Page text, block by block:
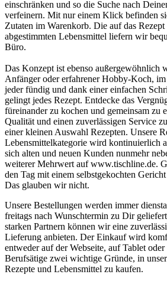
einschränken und so die Suche nach
verfeinern. Mit nur einem Klick befinden
Zutaten im Warenkorb. Die auf das Rezept
abgestimmten Lebensmittel liefern wir
Büro.
Das Konzept ist ebenso außergewöhnlich
Anfänger oder erfahrener Hobby-Koch,
jeder fündig und dank einer einfachen
gelingt jedes Rezept. Entdecke das
füreinander zu kochen und gemeinsam zu
Qualität und einen zuverlässigen Service
einer kleinen Auswahl Rezepten. Unsere
Lebensmittelkategorie wird kontinuierlich
sich alten und neuen Kunden nunmehr
weiterer Mehrwert auf www.tischline.de.
den Tag mit einem selbstgekochten
Das glauben wir nicht.
Unsere Bestellungen werden immer
freitags nach Wunschtermin zu Dir
starken Partnern können wir eine
Lieferung anbieten. Der Einkauf wird
entweder auf der Webseite, auf Tablet
Berufsätige zwei wichtige Gründe, in
Rezepte und Lebensmittel zu kaufen.